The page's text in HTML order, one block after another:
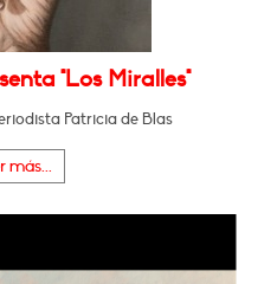
"Los Miralles"
Patricia de Blas
más...